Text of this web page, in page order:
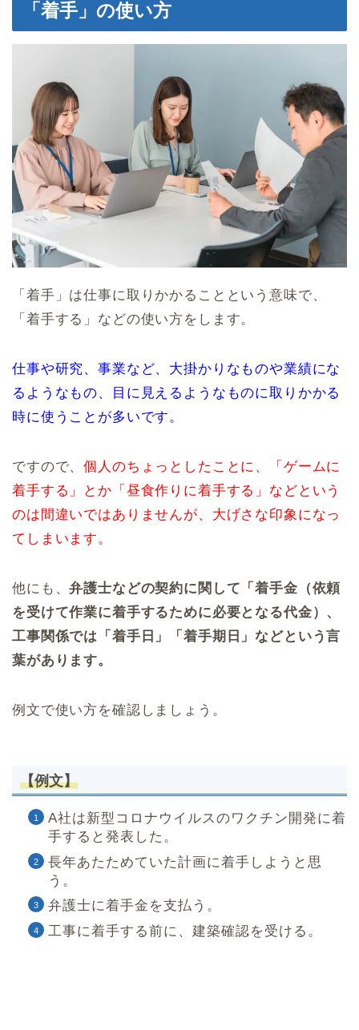
「着手」の使い方
「着手」は仕事に取りかかることという意味で、
「着手する」などの使い方をします。
仕事や研究、事業など、大掛かりなものや業績にな
るようなもの、目に見えるようなものに取りかかる
時に使うことが多いです。
ですので、個人のちょっとしたことに、「ゲームに
着手する」とか「昼食作りに着手する」などという
のは間違いではありませんが、大げさな印象になっ
てしまいます。
他にも、弁護士などの契約に関して「着手金（依頼
を受けて作業に着手するために必要となる代金）、
工事関係では「着手日」「着手期日」などという言
葉があります。
例文で使い方を確認しましょう。
【例文】
A社は新型コロナウイルスのワクチン開発に着
手すると発表した。
長年あたためていた計画に着手しようと思
う。
弁護士に着手金を支払う。
工事に着手する前に、建築確認を受ける。